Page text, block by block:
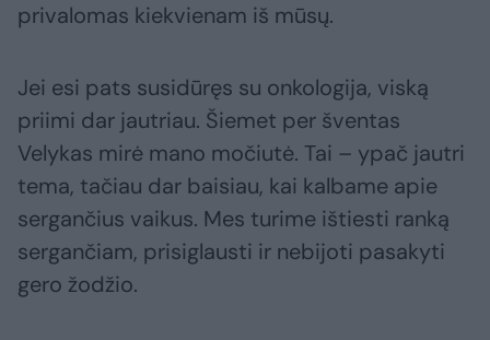
privalomas kiekvienam iš mūsų.
Jei esi pats susidūręs su onkologija, viską
priimi dar jautriau. Šiemet per šventas
Velykas mirė mano močiutė. Tai – ypač jautri
tema, tačiau dar baisiau, kai kalbame apie
sergančius vaikus. Mes turime ištiesti ranką
sergančiam, prisiglausti ir nebijoti pasakyti
gero žodžio.